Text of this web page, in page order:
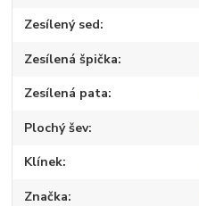
Zesílený sed
Zesílená špička
Zesílená pata
Plochý šev
Klínek
Značka